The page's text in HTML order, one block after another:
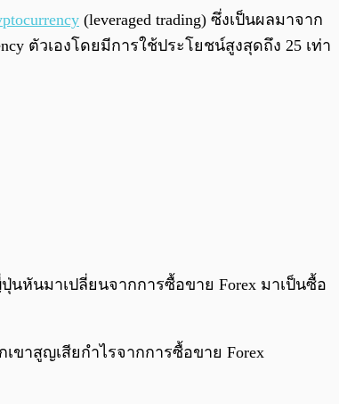
0:00 /
(leveraged trading) ซึ่งเป็นผลมาจาก
ตัวเองโดยมีการใช้ประโยชน์สูงสุดถึง 25 เท่า
นหันมาเปลี่ยนจากการซื้อขาย Forex มาเป็นซื้อ
ขาสูญเสียกำไรจากการซื้อขาย Forex